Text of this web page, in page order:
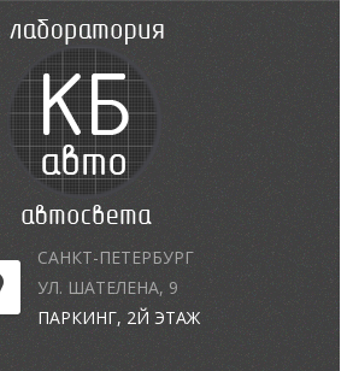
САНКТ-ПЕТЕРБУРГ
УЛ. ШАТЕЛЕНА, 9
ПАРКИНГ, 2Й ЭТАЖ